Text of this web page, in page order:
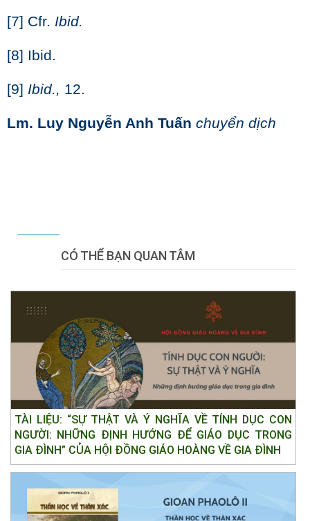
[7] Cfr. Ibid.
[8] Ibid.
[9] Ibid., 12.
Lm. Luy Nguyễn Anh Tuấn chuyển dịch
CÓ THỂ BẠN QUAN TÂM
TÀI LIỆU: “SỰ THẬT VÀ Ý NGHĨA VỀ TÍNH DỤC CON
NGƯỜI: NHỮNG ĐỊNH HƯỚNG ĐỂ GIÁO DỤC TRONG
GIA ĐÌNH” CỦA HỘI ĐỒNG GIÁO HOÀNG VỀ GIA ĐÌNH